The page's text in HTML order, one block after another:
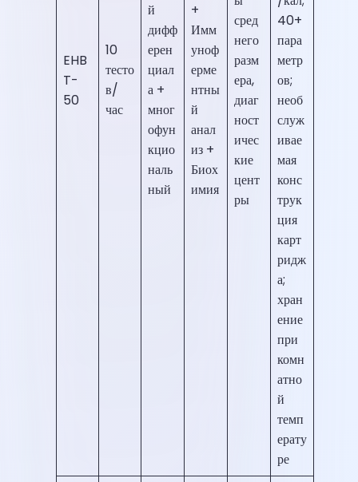
EHB
T-
50
10
тесто
в/
час
й
дифф
ерен
циал
а +
мног
офун
кцио
наль
ный
+
Имм
уноф
ерме
нтны
й
анал
из +
Биох
имия
сред
него
разм
ера,
диаг
ност
ичес
кие
цент
ры
40+
пара
метр
ов;
необ
служ
ивае
мая
конс
трук
ция
карт
ридж
а;
хран
ение
при
комн
атно
й
темп
ерату
ре